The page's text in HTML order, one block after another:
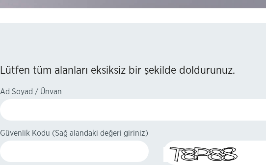
Lütfen tüm alanları eksiksiz bir şekilde doldurunuz.
Ad Soyad / Ünvan
Güvenlik Kodu (Sağ alandaki değeri giriniz)